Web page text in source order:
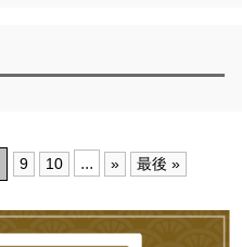
9 10 ... » 最後 »